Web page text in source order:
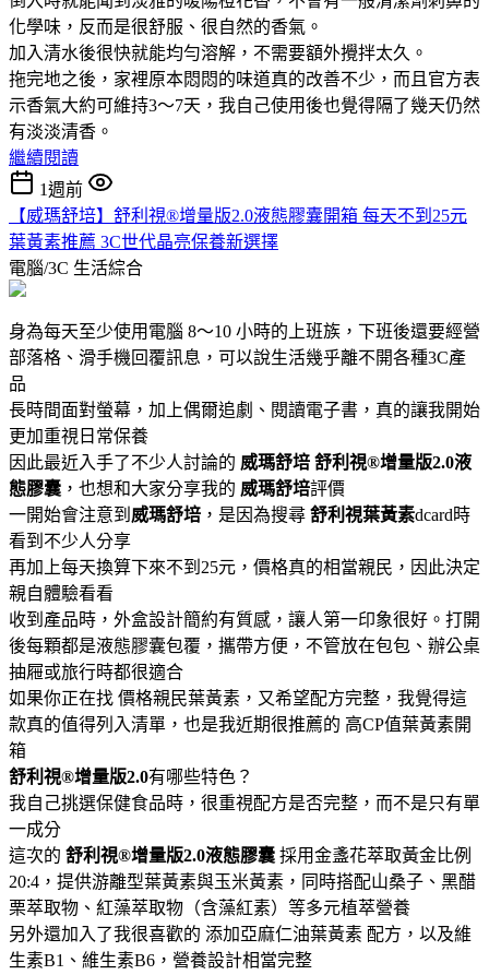
化學味，反而是很舒服、很自然的香氣。
加入清水後很快就能均勻溶解，不需要額外攪拌太久。
拖完地之後，家裡原本悶悶的味道真的改善不少，而且官方表
示香氣大約可維持3～7天，我自己使用後也覺得隔了幾天仍然
有淡淡清香。
繼續閱讀
1週前
【威瑪舒培】舒利視®增量版2.0液態膠囊開箱 每天不到25元
葉黃素推薦 3C世代晶亮保養新選擇
電腦/3C 生活綜合
身為每天至少使用電腦 8～10 小時的上班族，下班後還要經營
部落格、滑手機回覆訊息，可以說生活幾乎離不開各種3C產
品
長時間面對螢幕，加上偶爾追劇、閱讀電子書，真的讓我開始
更加重視日常保養
因此最近入手了不少人討論的 威瑪舒培 舒利視®增量版2.0液
態膠囊 ，也想和大家分享我的 威瑪舒培評價
一開始會注意到 威瑪舒培 ，是因為搜尋 舒利視葉黃素dcard時
看到不少人分享
再加上每天換算下來不到25元，價格真的相當親民，因此決定
親自體驗看看
收到產品時，外盒設計簡約有質感，讓人第一印象很好。打開
後每顆都是液態膠囊包覆，攜帶方便，不管放在包包、辦公桌
抽屜或旅行時都很適合
如果你正在找 價格親民葉黃素，又希望配方完整，我覺得這
款真的值得列入清單，也是我近期很推薦的 高CP值葉黃素開
箱
舒利視®增量版2.0有哪些特色？
我自己挑選保健食品時，很重視配方是否完整，而不是只有單
一成分
這次的 舒利視®增量版2.0液態膠囊 採用金盞花萃取黃金比例
20:4，提供游離型葉黃素與玉米黃素，同時搭配山桑子、黑醋
栗萃取物、紅藻萃取物（含藻紅素）等多元植萃營養
另外還加入了我很喜歡的 添加亞麻仁油葉黃素 配方，以及維
生素B1、維生素B6，營養設計相當完整